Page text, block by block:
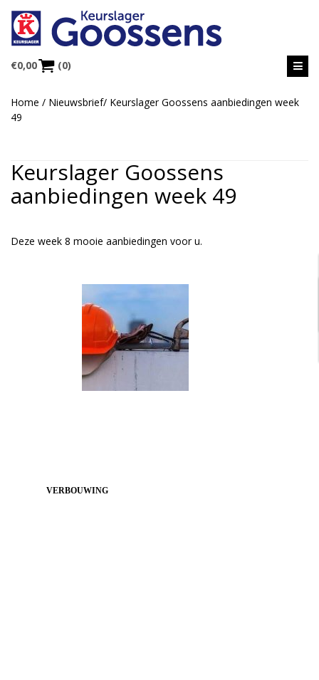
€0,00 (0)
Home / Nieuwsbrief/ Keurslager Goossens aanbiedingen week
49
Keurslager Goossens
aanbiedingen week 49
Deze week 8 mooie aanbiedingen voor u.
VERBOUWING